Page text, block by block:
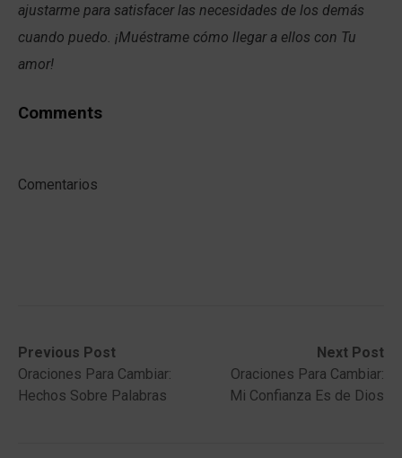
ajustarme para satisfacer las necesidades de los demás
cuando puedo. ¡Muéstrame cómo llegar a ellos con Tu
amor!
Comments
Comentarios
Post
navigation
Previous Post
Previous
post:Oraciones Para Cambiar:
Hechos Sobre Palabras
Next Post
Next
post:
Oraciones Para Cambiar:
Mi Confianza Es de Dios